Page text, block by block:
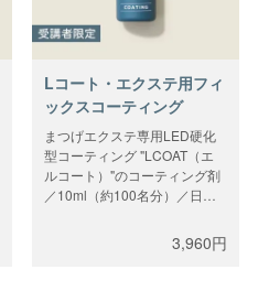
Lコート・エクステ用フィ
ックスコーティング
まつげエクステ専用LED硬化
型コーティング "LCOAT（エ
ルコート）"のコーティング剤
／10ml（約100名分）／日本
後に、このコーティングで仕
上げると持続性が上がりま
3,960円